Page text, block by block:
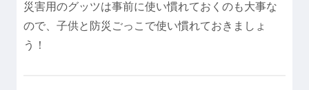
災害用のグッツは事前に使い慣れておくのも大事な
ので、子供と防災ごっこで使い慣れておきましょ
う！